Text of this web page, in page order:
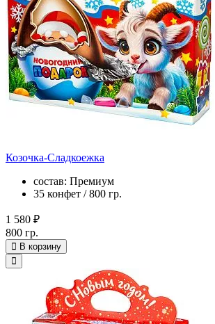
Козочка-Сладкоежка
состав: Премиум
35 конфет / 800 гр.
1 580 ₽
800 гр.
В корзину